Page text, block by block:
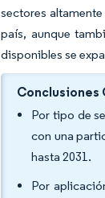
sectores
país, aunque
disponibles se
Conclusiones
Por tipo de
con una
hasta 2031.
Por